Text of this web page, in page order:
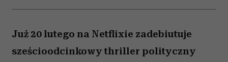
Już 20 lutego na Netflixie zadebiutuje
sześcioodcinkowy thriller polityczny